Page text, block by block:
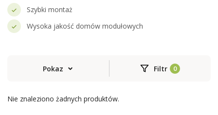
Szybki montaż
Wysoka jakość domów modułowych
Pokaz Filtr
Nie znaleziono żadnych produktów.